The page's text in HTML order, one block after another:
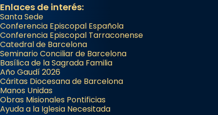
Enlaces de interés:
Santa Sede
Conferencia Episcopal Española
Conferencia Episcopal Tarraconense
Catedral de Barcelona
Seminario Conciliar de Barcelona
Basílica de la Sagrada Familia
Año Gaudí 2026
Cáritas Diocesana de Barcelona
Manos Unidas
Obras Misionales Pontificias
Ayuda a la Iglesia Necesitada